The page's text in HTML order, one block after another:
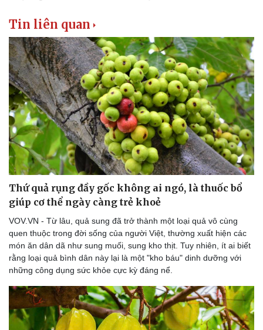
Thể thao
Bóng đá
Lịch thi đấu bóng đá
Thế giới thể thao
eSports
Hậu trường
Ô tô - Xe máy
Ô tô
Xe máy
Tư vấn
Tin liên quan
Thứ quả rụng đầy gốc không ai ngó, là thuốc bổ
giúp cơ thể ngày càng trẻ khoẻ
VOV.VN - Từ lâu, quả sung đã trở thành một loại quả vô cùng
quen thuộc trong đời sống của người Việt, thường xuất hiện các
món ăn dân dã như sung muối, sung kho thịt. Tuy nhiên, ít ai biết
rằng loại quả bình dân này lại là một "kho báu" dinh dưỡng với
những công dụng sức khỏe cực kỳ đáng nể.